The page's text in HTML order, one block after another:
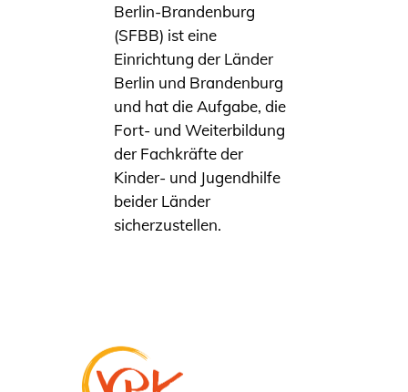
Berlin-Brandenburg
(SFBB) ist eine
Einrichtung der Länder
Berlin und Brandenburg
und hat die Aufgabe, die
Fort- und Weiterbildung
der Fachkräfte der
Kinder- und Jugendhilfe
beider Länder
sicherzustellen.